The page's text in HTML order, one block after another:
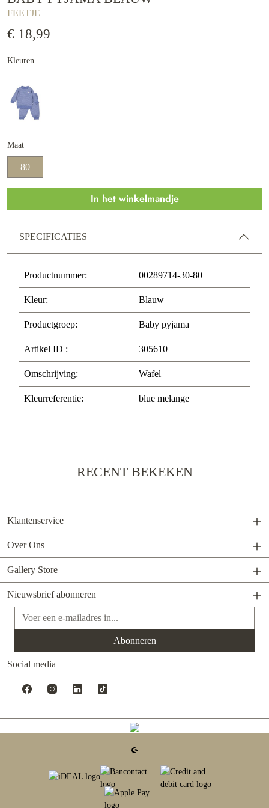
FEETJE
€ 18,99
Kleuren
Maat
80
In het winkelmandje
SPECIFICATIES
Productnummer: 00289714-30-80
Kleur: Blauw
Productgroep: Baby pyjama
Artikel ID : 305610
Omschrijving: Wafel
Kleurreferentie: blue melange
RECENT BEKEKEN
Klantenservice
Over Ons
Gallery Store
Nieuwsbrief abonneren
E-mailadres*
Abonneren
Social media